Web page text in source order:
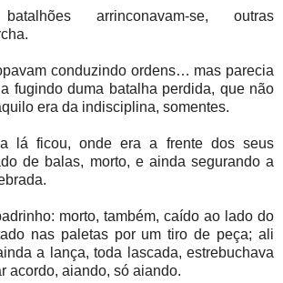
arrinconavam-se, outras
conduzindo ordens… mas parecia
fugindo duma batalha perdida, que não
era da indisciplina, somentes.
lá ficou, onde era a frente dos seus
de balas, morto, e ainda segurando a
morto, também, caído ao lado do
nas paletas por um tiro de peça; ali
a lança, toda lascada, estrebuchava
acordo, aiando, só aiando.